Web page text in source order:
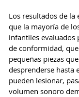
Los resultados de la
que la mayoría de
infantiles evaluados
de conformidad,
pequeñas piezas
desprenderse hasta
pueden lesionar,
volumen sonoro